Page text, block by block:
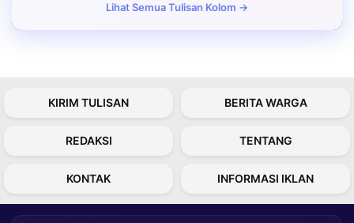
Lihat Semua Tulisan Kolom →
KIRIM TULISAN BERITA WARGA
REDAKSI TENTANG
KONTAK INFORMASI IKLAN